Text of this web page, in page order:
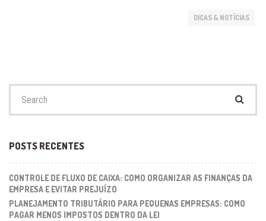
DICAS & NOTÍCIAS
POSTS RECENTES
CONTROLE DE FLUXO DE CAIXA: COMO ORGANIZAR AS FINANÇAS DA
EMPRESA E EVITAR PREJUÍZO
PLANEJAMENTO TRIBUTÁRIO PARA PEQUENAS EMPRESAS: COMO
PAGAR MENOS IMPOSTOS DENTRO DA LEI